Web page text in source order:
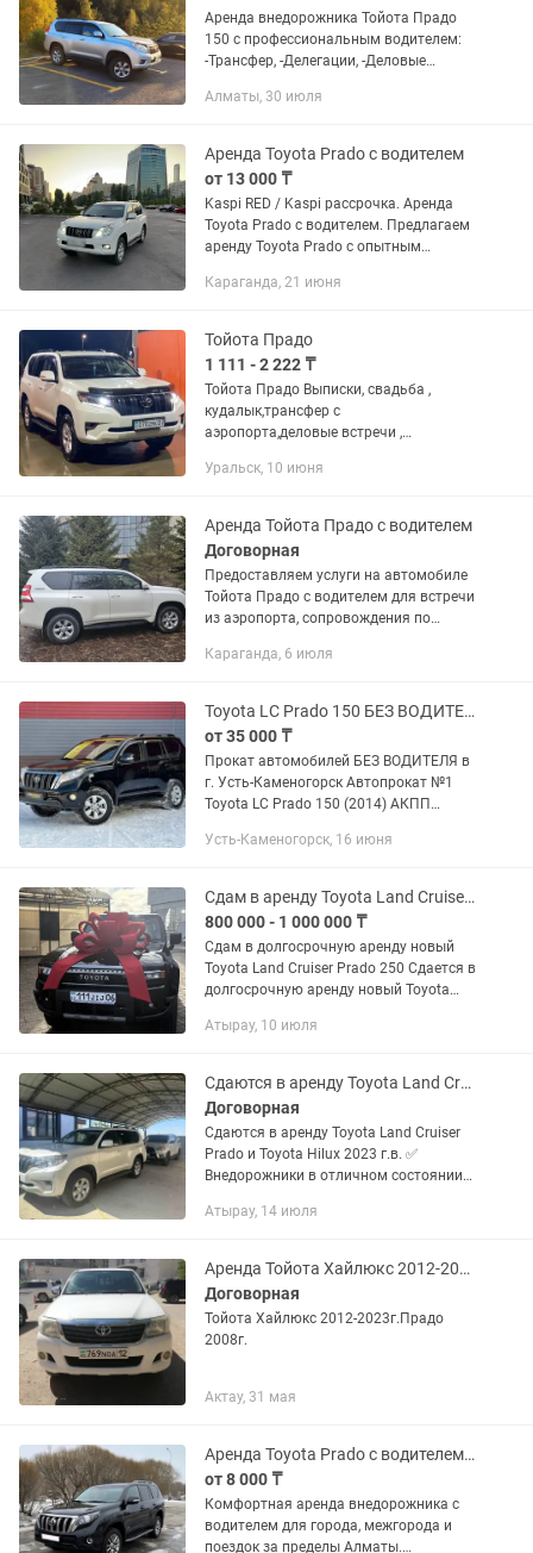
Аренда внедорожника Тойота Прадо
150 с профессиональным водителем:
-Трансфер, -Делегации, -Деловые
поездки, -Поездки по красивым
Алматы, 30 июля
Аренда Toyota Prado с водителем
от 13 000 ₸
Kaspi RED / Kaspi рассрочка. Аренда
Toyota Prado с водителем. Предлагаем
аренду Toyota Prado с опытным
Встреч из роддома; — Трансферов и
Караганда, 21 июня
Тойота Прадо
1 111 - 2 222 ₸
Тойота Прадо Выписки, свадьба ,
кудалык,трансфер с
аэропорта,деловые встречи ,
Уральск, 10 июня
Аренда Тойота Прадо с водителем
Договорная
Предоставляем услуги на автомобиле
Тойота Прадо с водителем для встречи
из аэропорта, сопровождения по
праздников . Комфортный салон,
Караганда, 6 июля
Toyota LC Prado 150 БЕЗ ВОДИТЕЛЯ. Прокат авто. Аренда авто. Аренда машин.
от 35 000 ₸
Прокат автомобилей БЕЗ ВОДИТЕЛЯ в
г. Усть-Каменогорск Автопрокат №1
Toyota LC Prado 150 (2014) АКПП
(Лимит 200 км, радиус 50 км от г. Усть-
Усть-Каменогорск, 16 июня
Сдам в аренду Toyota Land Cruiser Prado 250
800 000 - 1 000 000 ₸
Сдам в долгосрочную аренду новый
Toyota Land Cruiser Prado 250 Сдается в
долгосрочную аренду новый Toyota
предприятий и подрядных
Атырау, 10 июля
Сдаются в аренду Toyota Land Cruiser Prado и Toyota Hilux 2023 г.в.
Договорная
Сдаются в аренду Toyota Land Cruiser
Prado и Toyota Hilux 2023 г.в. ✅
Внедорожники в отличном состоянии
— идеально для любых дорог ✅
Атырау, 14 июля
Аренда Тойота Хайлюкс 2012-2013г.Прадо 2008г.
Договорная
Тойота Хайлюкс 2012-2023г.Прадо
2008г.
Актау, 31 мая
Аренда Toyota Prado с водителем Алматы Трансфер Поездки по городу и области
от 8 000 ₸
Комфортная аренда внедорожника с
водителем для города, межгорода и
поездок за пределы Алматы.